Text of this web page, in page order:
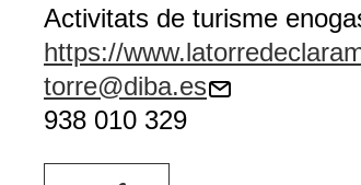
Activitats de turisme
https://
torre@diba.es
938 010 329